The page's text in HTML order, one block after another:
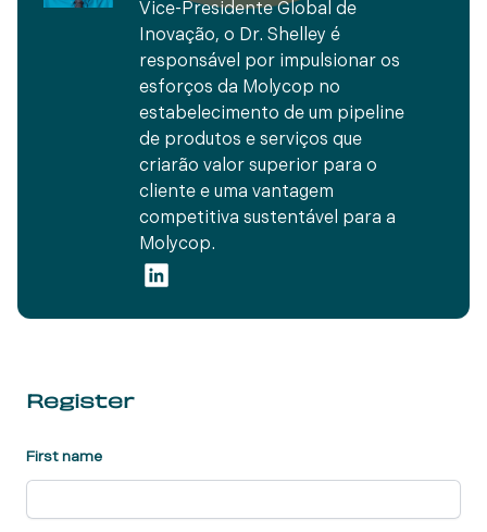
Vice-Presidente Global de
Inovação, o Dr. Shelley é
responsável por impulsionar os
esforços da Molycop no
estabelecimento de um pipeline
de produtos e serviços que
criarão valor superior para o
cliente e uma vantagem
competitiva sustentável para a
Molycop.
Register
First name